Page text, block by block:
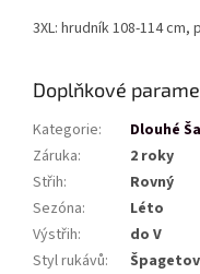
3XL: hrudník 108-114 cm,
Doplňkové
Kategorie:
Dlouhé
Záruka:
2 roky
Střih:
Rovný
Sezóna:
Léto
Výstřih:
do V
Styl rukávů: